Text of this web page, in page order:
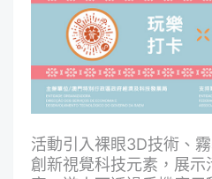
活動引入裸眼3D技術、
創新視覺科技元素，展